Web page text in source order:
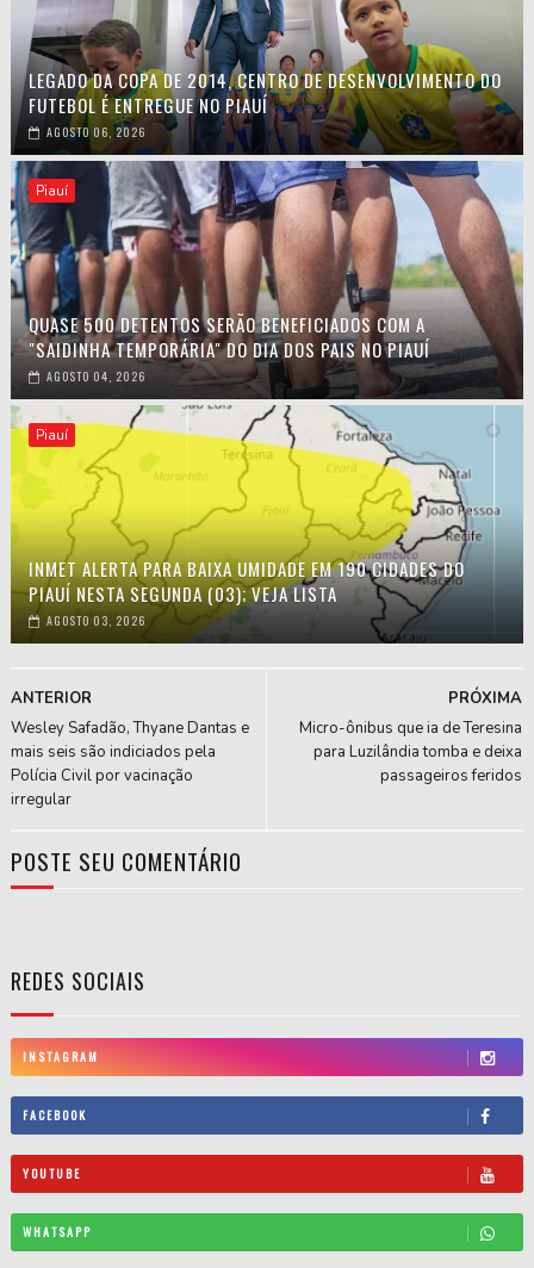
LEGADO DA COPA DE 2014, CENTRO DE DESENVOLVIMENTO DO
FUTEBOL É ENTREGUE NO PIAUÍ
AGOSTO 06, 2026
Piauí
QUASE 500 DETENTOS SERÃO BENEFICIADOS COM A
"SAIDINHA TEMPORÁRIA" DO DIA DOS PAIS NO PIAUÍ
AGOSTO 04, 2026
Piauí
INMET ALERTA PARA BAIXA UMIDADE EM 190 CIDADES DO
PIAUÍ NESTA SEGUNDA (03); VEJA LISTA
AGOSTO 03, 2026
PRÓXIMA
Micro-ônibus que ia de Teresina
para Luzilândia tomba e deixa
passageiros feridos
ANTERIOR
Wesley Safadão, Thyane Dantas e
mais seis são indiciados pela
Polícia Civil por vacinação
irregular
POSTE SEU COMENTÁRIO
REDES SOCIAIS
INSTAGRAM
FACEBOOK
YOUTUBE
WHATSAPP